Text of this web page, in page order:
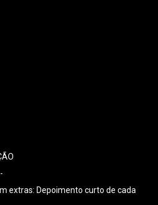
extras: Depoimento curto de cada